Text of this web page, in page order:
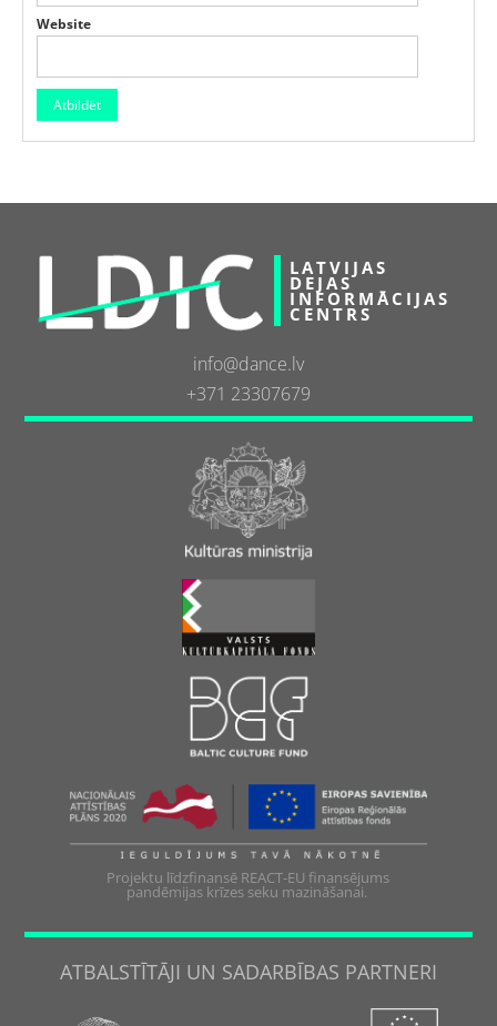
Website
LATVIJAS
DEJAS
INFORMĀCIJAS
CENTRS
info@dance.lv
+371 23307679
Projektu līdzfinansē REACT-EU finansējums
pandēmijas krīzes seku mazināšanai.
ATBALSTĪTĀJI UN SADARBĪBAS PARTNERI